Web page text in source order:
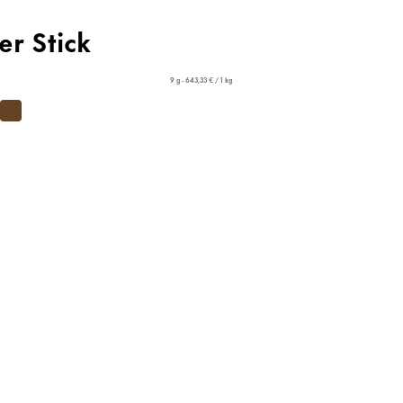
Stick
9 g - 643,33 € / 1 kg